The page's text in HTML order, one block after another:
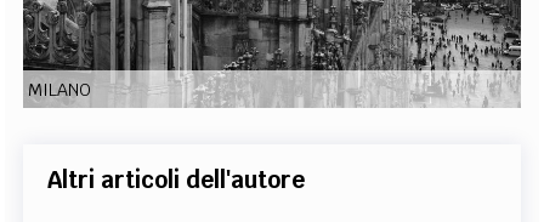
EXTRA
CODICI RUBRICHE LIBRI PROCEEDINGS PUBBLICITÀ CONTATTI
MILANO
Altri articoli dell'autore